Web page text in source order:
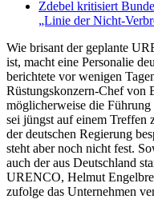
Zdebel kritisiert
„Linie der Nicht-
Wie brisant der geplante
ist, macht eine Personalie
berichtete vor wenigen
Rüstungskonzern-Chef von
möglicherweise die
sei jüngst auf einem Treffen
der deutschen Regierung
steht aber noch nicht fest.
auch der aus Deutschland
URENCO, Helmut
zufolge das Unternehmen